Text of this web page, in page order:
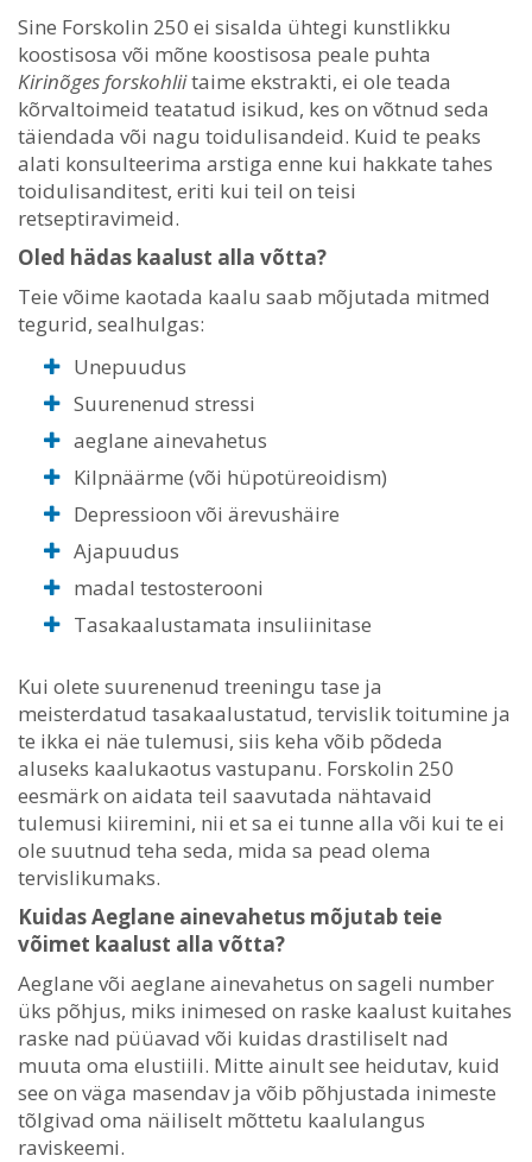
Sine Forskolin 250 ei sisalda ühtegi kunstlikku
koostisosa või mõne koostisosa peale puhta
Kirinõges forskohliitaime ekstrakti, ei ole teada
kõrvaltoimeid teatatud isikud, kes on võtnud seda
täiendada või nagu toidulisandeid. Kuid te peaks
alati konsulteerima arstiga enne kui hakkate tahes
toidulisanditest, eriti kui teil on teisi
retseptiravimeid.
Oled hädas kaalust alla võtta?
Teie võime kaotada kaalu saab mõjutada mitmed
tegurid, sealhulgas:
Unepuudus
Suurenenud stressi
aeglane ainevahetus
Kilpnäärme (või hüpotüreoidism)
Depressioon või ärevushäire
Ajapuudus
madal testosterooni
Tasakaalustamata insuliinitase
Kui olete suurenenud treeningu tase ja
meisterdatud tasakaalustatud, tervislik toitumine ja
te ikka ei näe tulemusi, siis keha võib põdeda
aluseks kaalukaotus vastupanu. Forskolin 250
eesmärk on aidata teil saavutada nähtavaid
tulemusi kiiremini, nii et sa ei tunne alla või kui te ei
ole suutnud teha seda, mida sa pead olema
tervislikumaks.
Kuidas Aeglane ainevahetus mõjutab teie
võimet kaalust alla võtta?
Aeglane või aeglane ainevahetus on sageli number
üks põhjus, miks inimesed on raske kaalust kuitahes
raske nad püüavad või kuidas drastiliselt nad
muuta oma elustiili. Mitte ainult see heidutav, kuid
see on väga masendav ja võib põhjustada inimeste
tõlgivad oma näiliselt mõttetu kaalulangus
raviskeemi.